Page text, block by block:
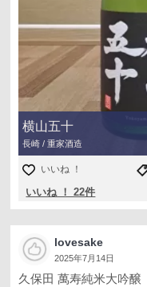
横山五十
長崎 / 重家酒造
いいね ！
いいね ！ 22件
lovesake
2025年7月14日
久保田 萬寿純米大吟醸